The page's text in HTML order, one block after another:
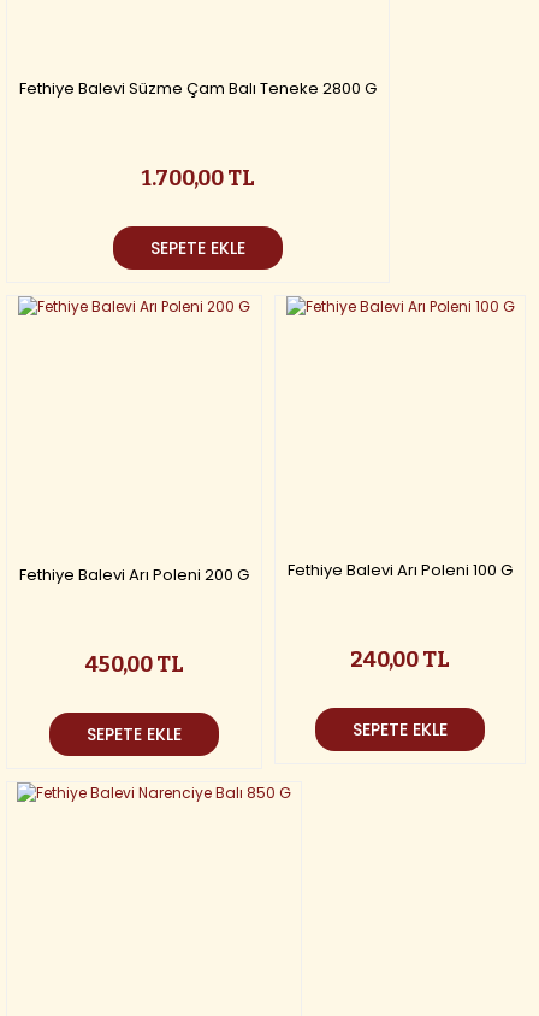
Fethiye Balevi Süzme Çam Balı Teneke 2800 G
1.700,00 TL
SEPETE EKLE
Fethiye Balevi Arı Poleni 200 G
450,00 TL
SEPETE EKLE
Fethiye Balevi Arı Poleni 100 G
240,00 TL
SEPETE EKLE